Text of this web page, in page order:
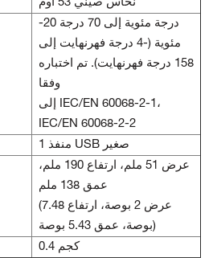
نحاس صيني 53 أوم
-20 درجة مئوية إلى 70 درجة
مئوية (-4 درجة فهرنهايت إلى
158 درجة فهرنهايت). تم اختباره
وفقا
إلى IEC/EN 60068-2-1،
IEC/EN 60068-2-2
1 منفذ USB صغير
عرض 51 ملم، ارتفاع 190 ملم،
عمق 138 ملم
(عرض 2 بوصة، ارتفاع 7.48
بوصة، عمق 5.43 بوصة)
0.4 كجم